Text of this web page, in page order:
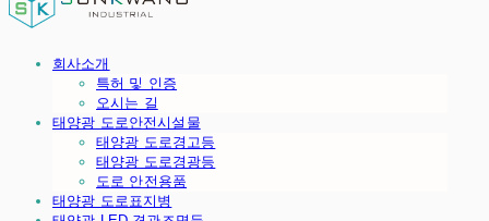
회사소개
특허 및 인증
오시는 길
태양광 도로안전시설물
태양광 도로경고등
태양광 도로경광등
도로 안전용품
태양광 도로표지병